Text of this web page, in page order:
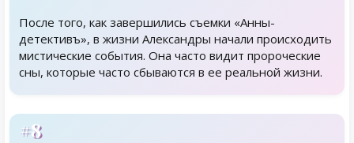
После того, как завершились съемки «Анны-
детективъ», в жизни Александры начали происходить
мистические события. Она часто видит пророческие
сны, которые часто сбываются в ее реальной жизни.
#8